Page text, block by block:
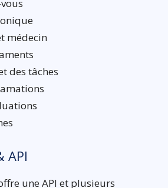
médecin
des tâches
API
une API et plusieurs